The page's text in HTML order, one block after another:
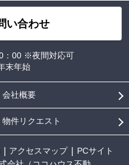
い合わせ
：00 ※夜間対応可
末年始
会社概要
物件リクエスト
アクセスマップ
PCサイト